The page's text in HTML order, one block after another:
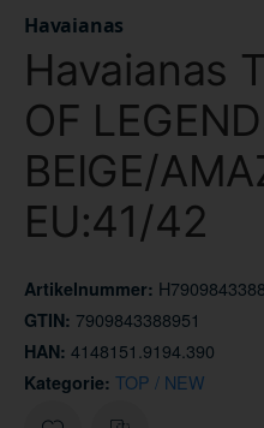
Havaianas
Havaianas
OF
BEIGE/
EU:41/42
Artikelnummer:
GTIN: 7909843388951
HAN: 4148151.9194.390
Kategorie: TOP / NEW